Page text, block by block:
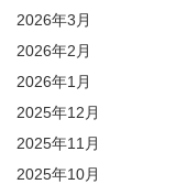
2026年3月
2026年2月
2026年1月
2025年12月
2025年11月
2025年10月